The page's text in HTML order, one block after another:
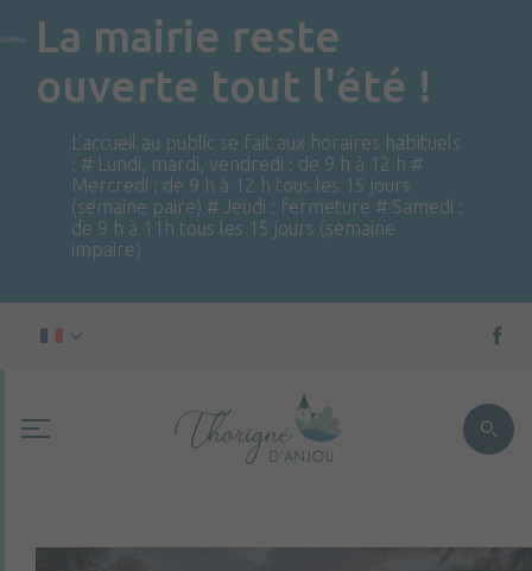
La mairie reste
ouverte tout l'été !
L'accueil au public se fait aux horaires habituels
: # Lundi, mardi, vendredi : de 9 h à 12 h #
Mercredi : de 9 h à 12 h tous les 15 jours
(semaine paire) # Jeudi : fermeture # Samedi :
de 9 h à 11h tous les 15 jours (semaine
impaire)